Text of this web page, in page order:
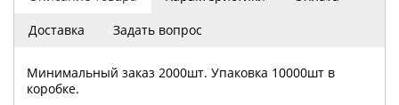
Доставка
Задать вопрос
Минимальный заказ 2000шт. Упаковка 10000шт в
коробке.